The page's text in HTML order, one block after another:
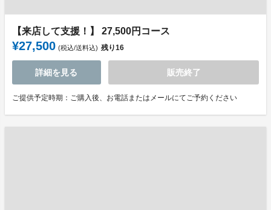
【来店して支援！】 27,500円コース
¥27,500 (税込/送料込) 残り16
詳細を見る 販売終了
ご提供予定時期：ご購入後、お電話またはメールにてご予約ください